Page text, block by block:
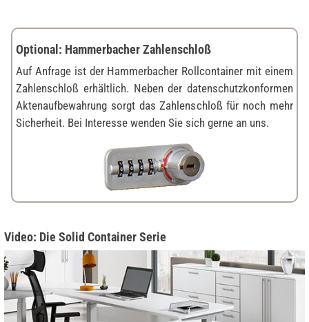
Optional: Hammerbacher Zahlenschloß
Auf Anfrage ist der Hammerbacher Rollcontainer mit einem
Zahlenschloß erhältlich. Neben der datenschutzkonformen
Aktenaufbewahrung sorgt das Zahlenschloß für noch mehr
Sicherheit. Bei Interesse wenden Sie sich gerne an uns.
Video: Die Solid Container Serie